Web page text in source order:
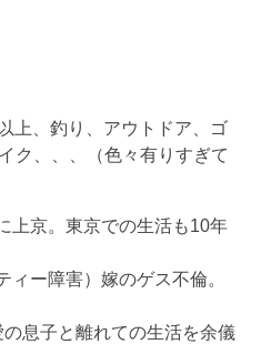
上、釣り、アウトドア、ゴ
ク、、、（色々有りすぎて
上京。東京での生活も10年
ー障害）嫁のゲス不倫。
息子と離れての生活を余儀